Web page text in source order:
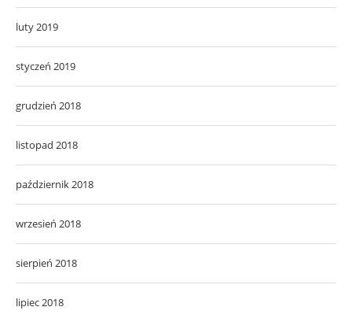
luty 2019
styczeń 2019
grudzień 2018
listopad 2018
październik 2018
wrzesień 2018
sierpień 2018
lipiec 2018